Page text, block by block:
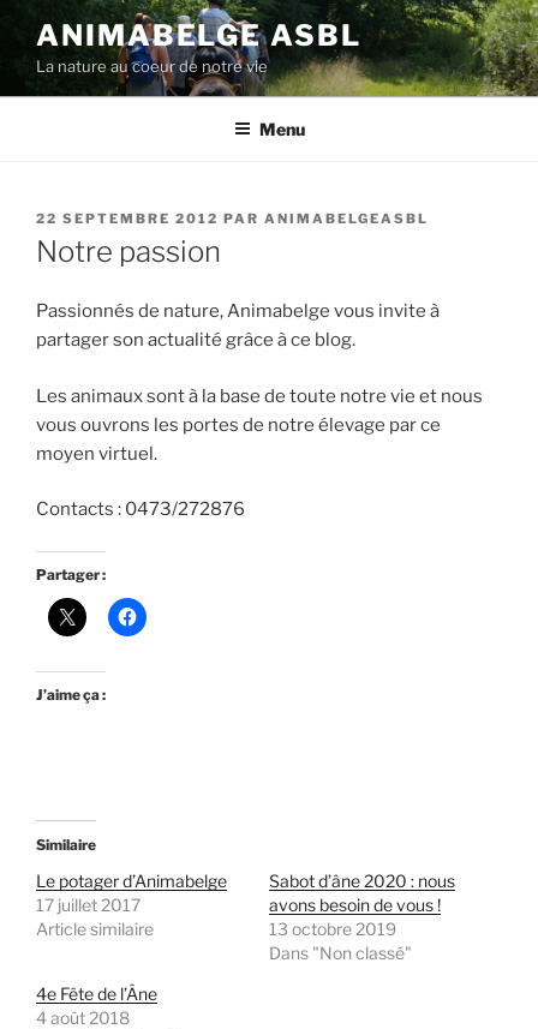
contenu
principal
ANIMABELGE ASBL
La nature au coeur de notre vie
Menu
PUBLIÉ
LE
22 SEPTEMBRE 2012 PAR ANIMABELGEASBL
Notre passion
Passionnés de nature, Animabelge vous invite à
partager son actualité grâce à ce blog.
Les animaux sont à la base de toute notre vie et nous
vous ouvrons les portes de notre élevage par ce
moyen virtuel.
Contacts : 0473/272876
Partager :
J’aime ça :
Similaire
Le potager d’Animabelge
17 juillet 2017
Article similaire
Sabot d’âne 2020 : nous
avons besoin de vous !
13 octobre 2019
Dans "Non classé"
4e Fête de l’Âne
4 août 2018